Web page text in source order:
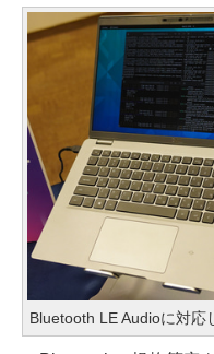
Bluetooth LE Audioに対応